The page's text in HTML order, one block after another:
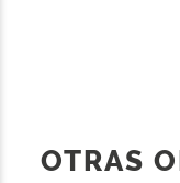
OTRAS